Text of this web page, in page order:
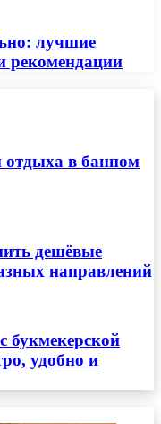
лучшие
рекомендации
отдыха в банном
дешёвые
направлений
букмекерской
удобно и